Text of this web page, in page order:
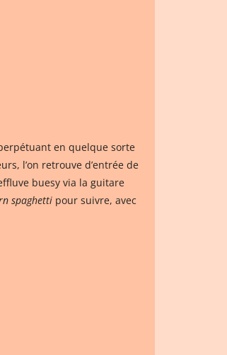
en quelque sorte
l’on retrouve d’entrée de
buesy via la guitare
spaghetti pour suivre, avec